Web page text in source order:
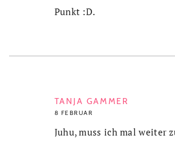
Punkt :D.
TANJA GAMMER
8 FEBRUAR
Juhu, muss ich mal weiter